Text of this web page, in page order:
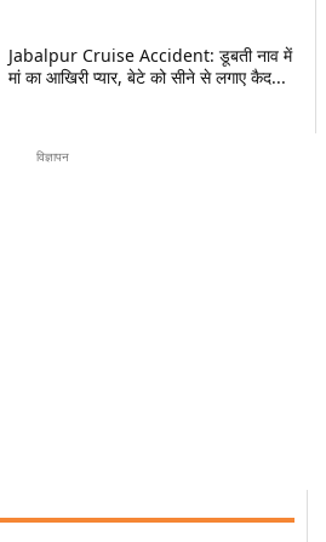
Jabalpur Cruise Accident: डूबती नाव में
मां का आखिरी प्यार, बेटे को सीने से लगाए कैद...
विज्ञापन